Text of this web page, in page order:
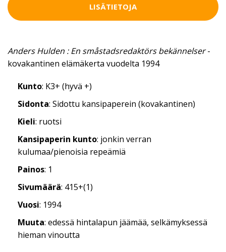
LISÄTIETOJA
Anders Hulden : En småstadsredaktörs bekännelser-
kovakantinen elämäkerta vuodelta 1994
Kunto: K3+ (hyvä +)
Sidonta: Sidottu kansipaperein (kovakantinen)
Kieli: ruotsi
Kansipaperin kunto: jonkin verran
kulumaa/pienoisia repeämiä
Painos: 1
Sivumäärä: 415+(1)
Vuosi: 1994
Muuta: edessä hintalapun jäämää, selkämyksessä
hieman vinoutta